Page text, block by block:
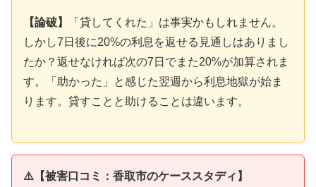
【論破】
「貸してくれた」は事実かもしれません。
しかし7日後に20%の利息を返せる見通しはありまし
たか？返せなければ次の7日でまた20%が加算されま
す。「助かった」と感じた翌週から利息地獄が始ま
ります。貸すことと助けることは違います。
⚠️【被害口コミ：香取市のケーススタディ】